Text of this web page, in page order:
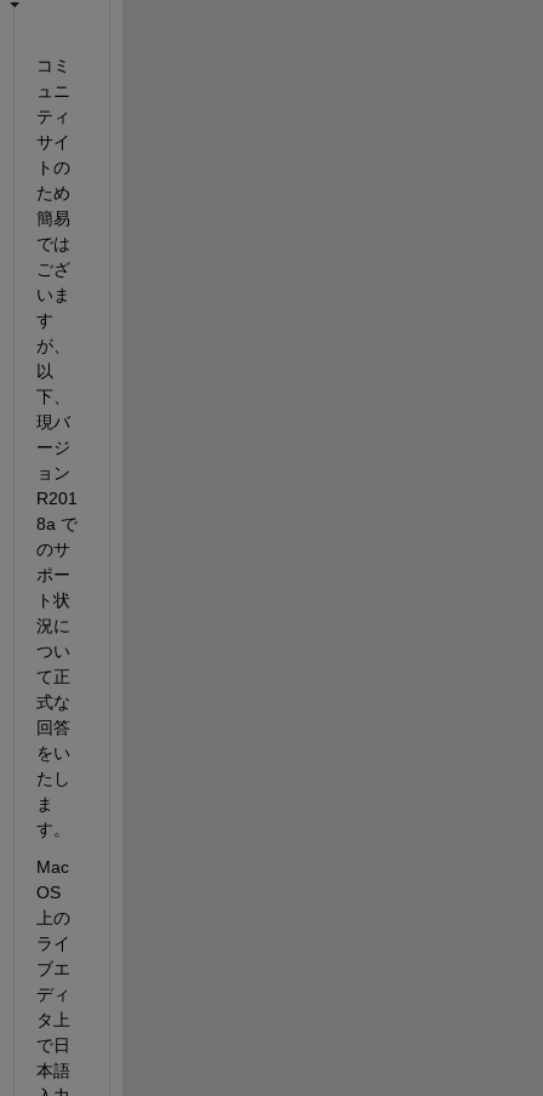
コミ
ュニ
ティ
サイ
トの
ため
簡易
では
ござ
いま
す
が、
以
下、
現バ
ージ
ョン
R201
8a で
のサ
ポー
ト状
況に
つい
て正
式な
回答
をい
たし
ま
す。
Mac
OS
上の
ライ
ブエ
ディ
タ上
で日
本語